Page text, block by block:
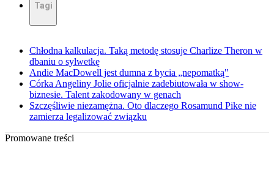
Tagi
Chłodna kalkulacja. Taką metodę stosuje Charlize Theron w
dbaniu o sylwetkę
Andie MacDowell jest dumna z bycia „nepomatką"
Córka Angeliny Jolie oficjalnie zadebiutowała w show-
biznesie. Talent zakodowany w genach
Szczęśliwie niezamężna. Oto dlaczego Rosamund Pike nie
zamierza legalizować związku
Promowane treści